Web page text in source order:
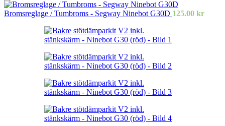
Bromsreglage / Tumbroms - Segway Ninebot G30D 125.00 kr